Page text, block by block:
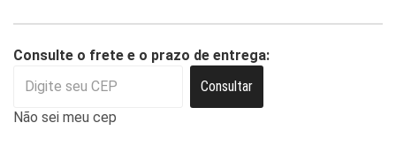
Consulte o frete e o prazo de entrega:
Consultar
Não sei meu cep